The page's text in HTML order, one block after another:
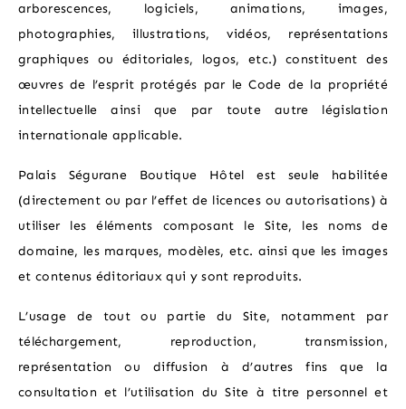
arborescences, logiciels, animations, images,
photographies, illustrations, vidéos, représentations
graphiques ou éditoriales, logos, etc.) constituent des
œuvres de l’esprit protégés par le Code de la propriété
intellectuelle ainsi que par toute autre législation
internationale applicable.
Palais Ségurane Boutique Hôtel est seule habilitée
(directement ou par l’effet de licences ou autorisations) à
utiliser les éléments composant le Site, les noms de
domaine, les marques, modèles, etc. ainsi que les images
et contenus éditoriaux qui y sont reproduits.
L’usage de tout ou partie du Site, notamment par
téléchargement, reproduction, transmission,
représentation ou diffusion à d’autres fins que la
consultation et l’utilisation du Site à titre personnel et